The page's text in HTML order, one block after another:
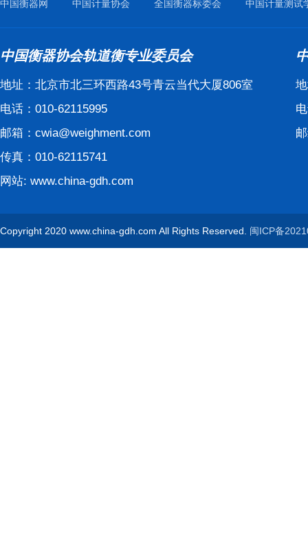
中国衡器网 中国计量协会 全国衡器标委会 中国计量测试
中国衡器协会轨道衡专业委员会
地址：北京市北三环西路43号青云当代大厦806室
电话：010-62115995
邮箱：cwia@weighment.com
传真：010-62115741
网站: www.china-gdh.com
Copyright 2020 www.china-gdh.com All Rights Reserved. 闽ICP备